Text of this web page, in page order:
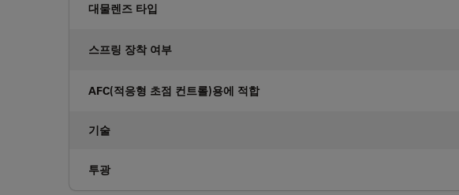
대물렌즈 타입
스프링 장착 여부
AFC(적응형 초점 컨트롤)용에 적합
기술
투광